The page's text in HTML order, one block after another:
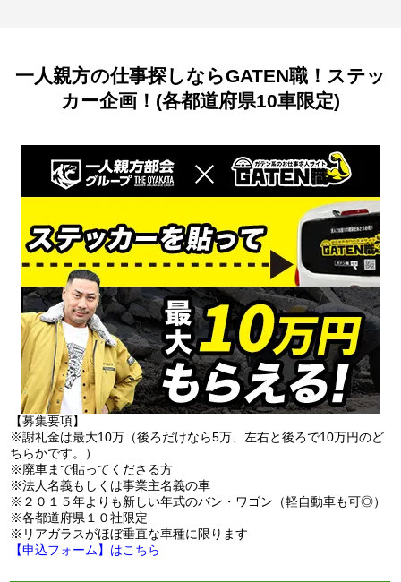
一人親方の仕事探しならGATEN職！ステッ
カー企画！(各都道府県10車限定)
【募集要項】
※謝礼金は最大10万（後ろだけなら5万、左右と後ろで10万円のど
ちらかです。）
※廃車まで貼ってくださる方
※法人名義もしくは事業主名義の車
※２０１５年よりも新しい年式のバン・ワゴン（軽自動車も可◎）
※各都道府県１０社限定
※リアガラスがほぼ垂直な車種に限ります
【申込フォーム】はこちら